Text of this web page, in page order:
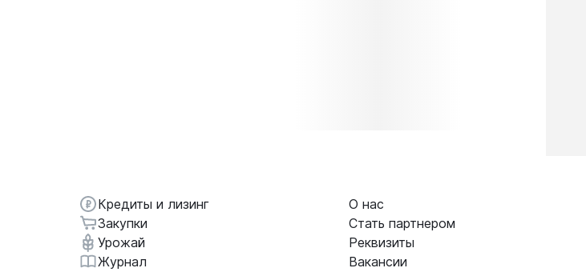
Кредиты и лизинг
Закупки
Урожай
Журнал
О нас
Стать партнером
Реквизиты
Вакансии